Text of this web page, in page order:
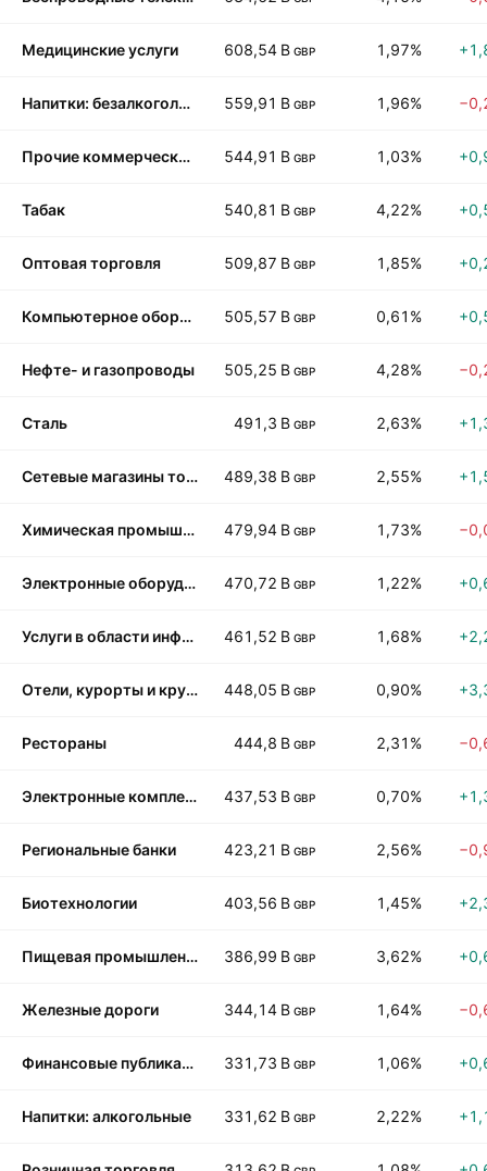
Медицинские услуги 608,54 B GBP 1,97%
Напитки: безалкогольные 559,91 B GBP 1,96%
Прочие коммерческие услуги 544,91 B GBP 1,03%
Табак 540,81 B GBP 4,22%
Оптовая торговля 509,87 B GBP 1,85%
Компьютерное оборудование 505,57 B GBP 0,61%
Нефте- и газопроводы 505,25 B GBP 4,28%
Сталь 491,3 B GBP 2,63%
Сетевые магазины товаров для ремонта и обустройства 489,38 B GBP 2,55%
Химическая промышленность: специализированные химикаты 479,94 B GBP 1,73%
Электронные оборудование и приборы 470,72 B GBP 1,22%
Услуги в области информационных технологий 461,52 B GBP 1,68%
Отели, курорты и круизы 448,05 B GBP 0,90%
Рестораны 444,8 B GBP 2,31%
Электронные комплектующие 437,53 B GBP 0,70%
Региональные банки 423,21 B GBP 2,56%
Биотехнологии 403,56 B GBP 1,45%
Пищевая промышленность: деликатесы и кондитерские изделия 386,99 B GBP 3,62%
Железные дороги 344,14 B GBP 1,64%
Финансовые публикации и услуги 331,73 B GBP 1,06%
Напитки: алкогольные 331,62 B GBP 2,22%